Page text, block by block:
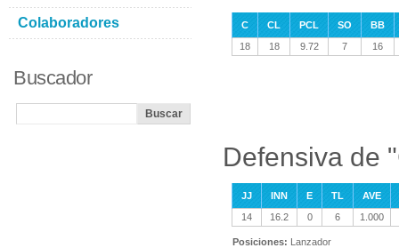
C CL PCL SO
BB
18
18 9.72 7 16
Defensiva de
JJ INN E TL
AVE
14
16.2 0 6 1.000
Posiciones: Lanzador
Colaboradores
Buscador